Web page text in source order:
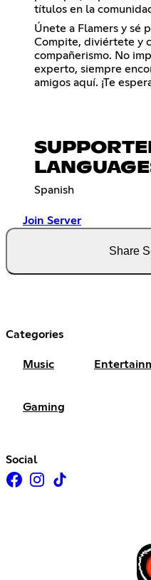
títulos en la
Únete a Flamers y sé
Compite, diviértete y
compañerismo. No
experto, siempre
amigos aquí. ¡Te
Spanish
Join Server
Share
Categories
Music
Gaming
Social